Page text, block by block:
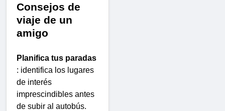
Consejos de
viaje de un
amigo
Planifica tus paradas
: identifica los lugares
de interés
imprescindibles antes
de subir al autobús.